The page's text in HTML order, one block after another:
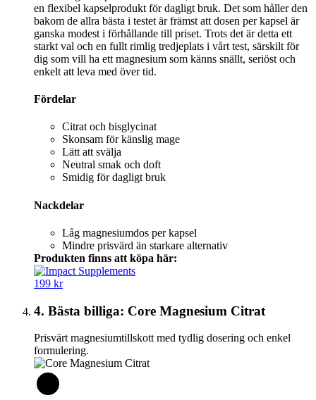
en flexibel kapselprodukt för dagligt bruk. Det som håller den
bakom de allra bästa i testet är främst att dosen per kapsel är
ganska modest i förhållande till priset. Trots det är detta ett
starkt val och en fullt rimlig tredjeplats i vårt test, särskilt för
dig som vill ha ett magnesium som känns snällt, seriöst och
enkelt att leva med över tid.
Fördelar
Citrat och bisglycinat
Skonsam för känslig mage
Lätt att svälja
Neutral smak och doft
Smidig för dagligt bruk
Nackdelar
Låg magnesiumdos per kapsel
Mindre prisvärd än starkare alternativ
Produkten finns att köpa här:
199 kr
4. Bästa billiga: Core Magnesium Citrat
Prisvärt magnesiumtillskott med tydlig dosering och enkel
formulering.